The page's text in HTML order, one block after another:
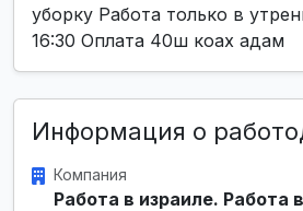
уборку Работа только в
16:30 Оплата 40ш коах адам
Информация о
Компания
Работа в израиле. Работа